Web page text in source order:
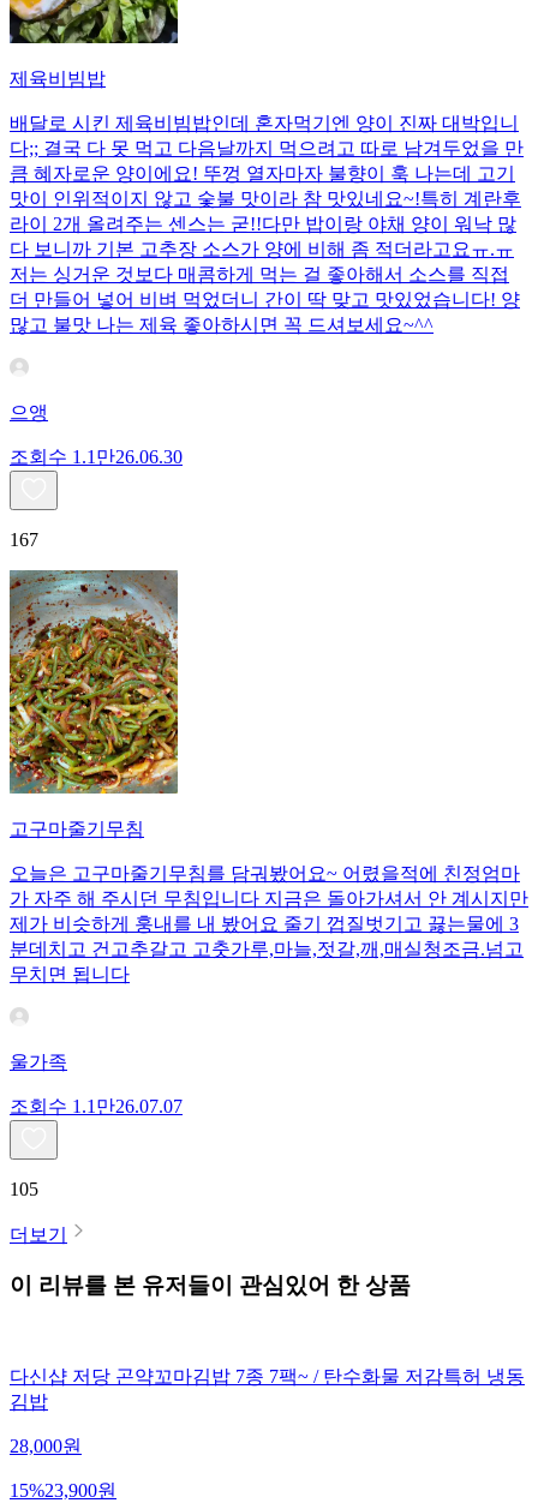
제육비빔밥
배달로 시킨 제육비빔밥인데 혼자먹기엔 양이 진짜 대박입니
다;; 결국 다 못 먹고 다음날까지 먹으려고 따로 남겨두었을 만
큼 혜자로운 양이에요! 뚜껑 열자마자 불향이 훅 나는데 고기
맛이 인위적이지 않고 숯불 맛이라 참 맛있네요~!특히 계란후
라이 2개 올려주는 센스는 굳!! ​다만 밥이랑 야채 양이 워낙 많
다 보니까 기본 고추장 소스가 양에 비해 좀 적더라고요ㅠ.ㅠ
저는 싱거운 것보다 매콤하게 먹는 걸 좋아해서 소스를 직접
더 만들어 넣어 비벼 먹었더니 간이 딱 맞고 맛있었습니다! 양
많고 불맛 나는 제육 좋아하시면 꼭 드셔보세요~^^
으앵
조회수 1.1만26.06.30
167
고구마줄기무침
오늘은 고구마줄기무침를 담궈봤어요~ 어렸을적에 친정엄마
가 자주 해 주시던 무침입니다 지금은 돌아가셔서 안 계시지만
제가 비슷하게 훙내를 내 봤어요 줄기 껍질벗기고 끓는물에 3
분데치고 건고추갈고 고춧가루,마늘,젓갈,깨,매실청조금.넘고
무치면 됩니다
울가족
조회수 1.1만26.07.07
105
더보기
이 리뷰를 본 유저들이 관심있어 한 상품
다신샵 저당 곤약꼬마김밥 7종 7팩~ / 탄수화물 저감특허 냉동
김밥
28,000원
15%23,900원